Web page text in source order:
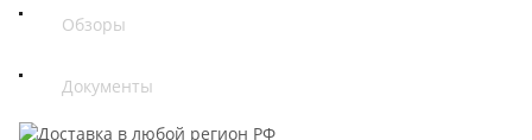
Обзоры
Документы